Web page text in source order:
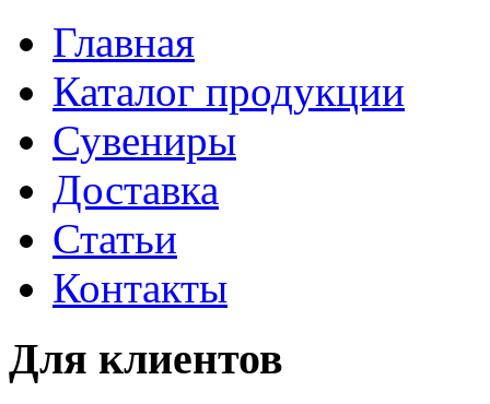
Главная
Каталог продукции
Сувениры
Доставка
Статьи
Контакты
Для клиентов